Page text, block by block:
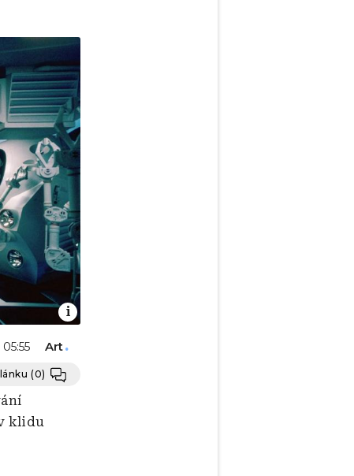
Art
(0)
klidu